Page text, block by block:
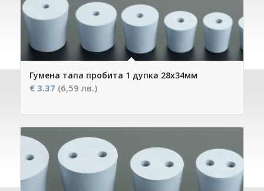
Гумена тапа пробита 1 дупка 28х34мм
€3.37 (6,59 лв.)